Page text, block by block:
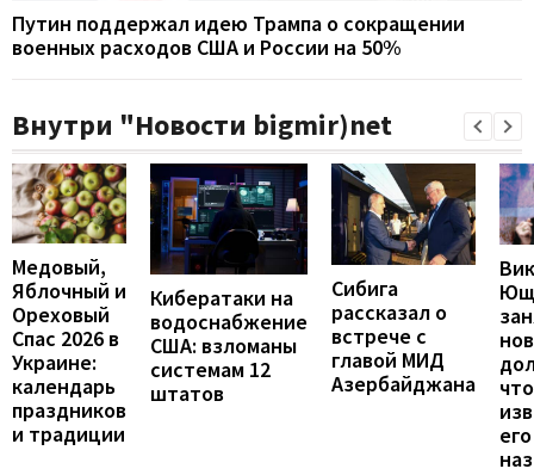
Путин поддержал идею Трампа о сокращении
военных расходов США и России на 50%
Внутри "Новости bigmir)net
Медовый,
Яблочный и
Ореховый
Спас 2026 в
Украине:
календарь
праздников
и традиции
Кибератаки на
водоснабжение
США: взломаны
системам 12
штатов
Сибига
рассказал о
встрече с
главой МИД
Азербайджана
что
его